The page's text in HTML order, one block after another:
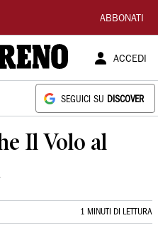
ABBONATI
ACCEDI
SEGUICI SU DISCOVER
Il Volo al
1 MINUTI DI LETTURA